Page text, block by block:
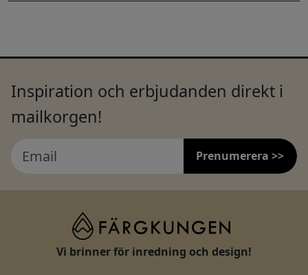
Inspiration och erbjudanden direkt i
mailkorgen!
Prenumerera >>
Vi brinner för inredning och design!